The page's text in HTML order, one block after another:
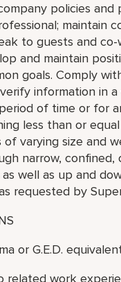
policies
maintain
to guests and
and maintain
goals. Comply
information in
of time or for
less than or
varying size and
narrow,
well as up and
requested by
or G.E.D.
related work